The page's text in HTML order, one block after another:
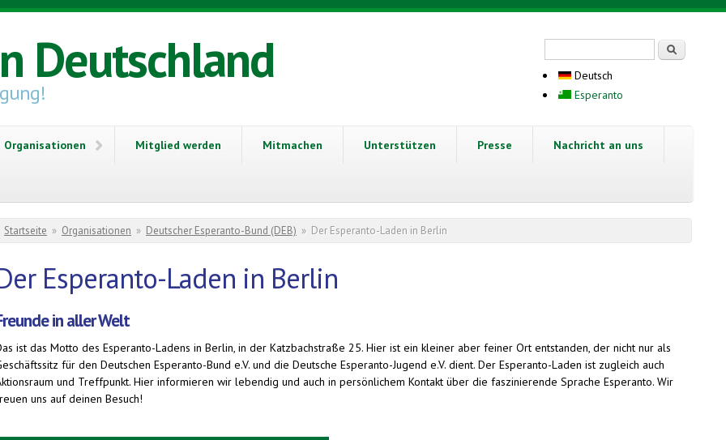
Deutschland
Deutsch
Esperanto
Organisationen Mitglied werden Mitmachen Unterstützen Presse Nachricht an uns
Sie sind hier
Startseite » Organisationen » Deutscher Esperanto-Bund (DEB) » Der Esperanto-Laden in Berlin
Esperanto-Laden in Berlin
in aller Welt
ist das Motto des Esperanto-Ladens in Berlin, in der Katzbachstraße 25. Hier ist ein kleiner aber feiner Ort entstanden, der nicht nur als
für den Deutschen Esperanto-Bund e.V. und die Deutsche Esperanto-Jugend e.V. dient. Der Esperanto-Laden ist zugleich auch
und Treffpunkt. Hier informieren wir lebendig und auch in persönlichem Kontakt über die faszinierende Sprache Esperanto. Wir
uns auf deinen Besuch!